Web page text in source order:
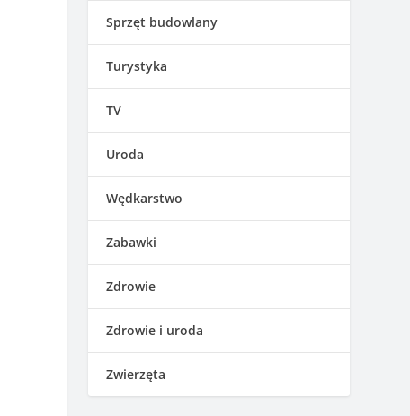
Sprzęt budowlany
Turystyka
TV
Uroda
Wędkarstwo
Zabawki
Zdrowie
Zdrowie i uroda
Zwierzęta